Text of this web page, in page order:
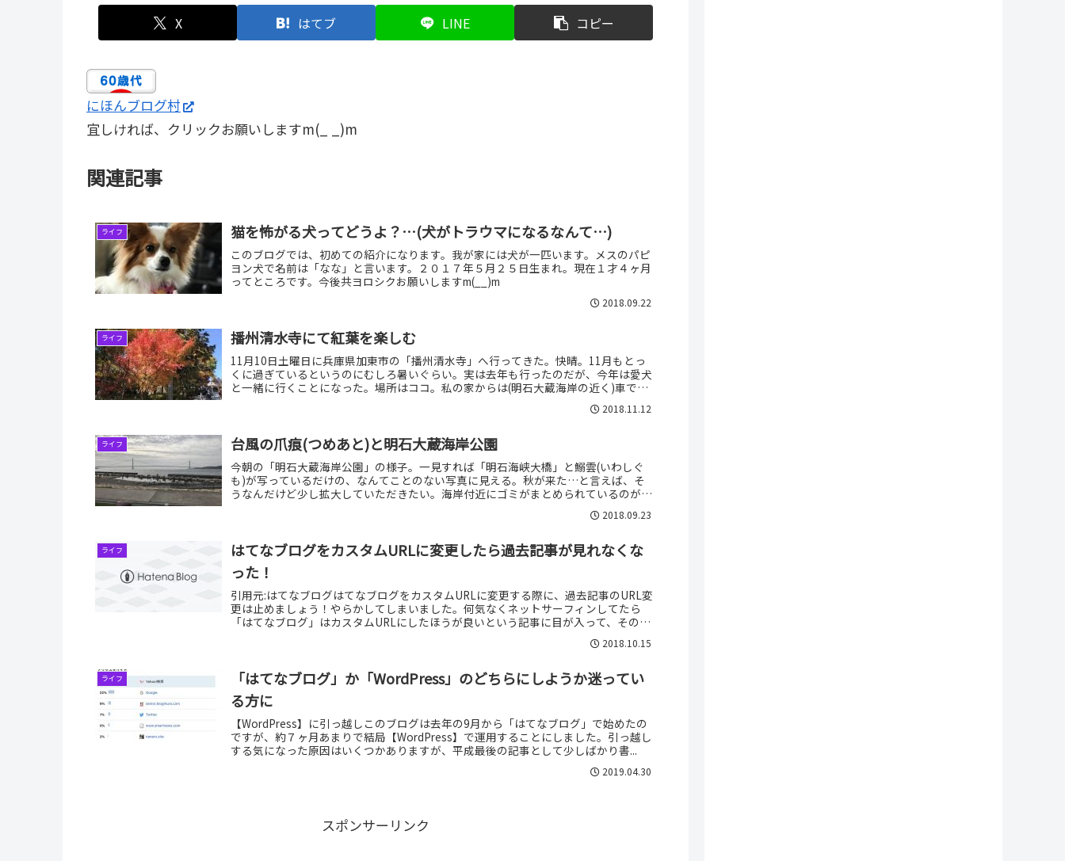
シェアする
X はてブ LINE コピー
にほんブログ村
宜しければ、クリックお願いしますm(_ _)m
ライフ 猫を怖がる犬ってどうよ？…(犬がトラウマになるなんて…)
このブログでは、初めての紹介になります。我が家には犬が一匹います。メスのパピ
ヨン犬で名前は「なな」と言います。２０１７年５月２５日生まれ。現在１才４ヶ月
ライフ 播州清水寺にて紅葉を楽しむ
11月10日土曜日に兵庫県加東市の「播州清水寺」へ行ってきた。快晴。11月もとっ
くに過ぎているというのにむしろ暑いぐらい。実は去年も行ったのだが、今年は愛犬
と一緒に行くことになった。場所はココ。私の家からは(明石大蔵海岸の近く)車で約1
2018.11.12
ライフ 台風の爪痕(つめあと)と明石大蔵海岸公園
今朝の「明石大蔵海岸公園」の様子。一見すれば「明石海峡大橋」と鰯雲(いわしぐ
うなんだけど少し拡大していただきたい。海岸付近にゴミがまとめられているのが見
えると思う。...
2018.09.23
はてなブログをカスタムURLに変更したら過去記事が見れなくな
引用元:はてなブログはてなブログをカスタムURLに変更する際に、過去記事のURL変